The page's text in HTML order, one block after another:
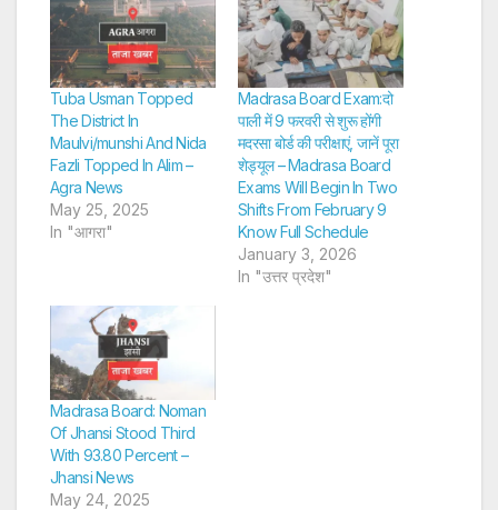
Tuba Usman Topped
The District In
Maulvi/munshi And Nida
Fazli Topped In Alim –
Agra News
May 25, 2025
In "आगरा"
Madrasa Board Exam:दो
पाली में 9 फरवरी से शुरू होंगी
मदरसा बोर्ड की परीक्षाएं, जानें पूरा
शेड्यूल – Madrasa Board
Exams Will Begin In Two
Shifts From February 9
Know Full Schedule
January 3, 2026
In "उत्तर प्रदेश"
Madrasa Board: Noman
Of Jhansi Stood Third
With 93.80 Percent –
Jhansi News
May 24, 2025